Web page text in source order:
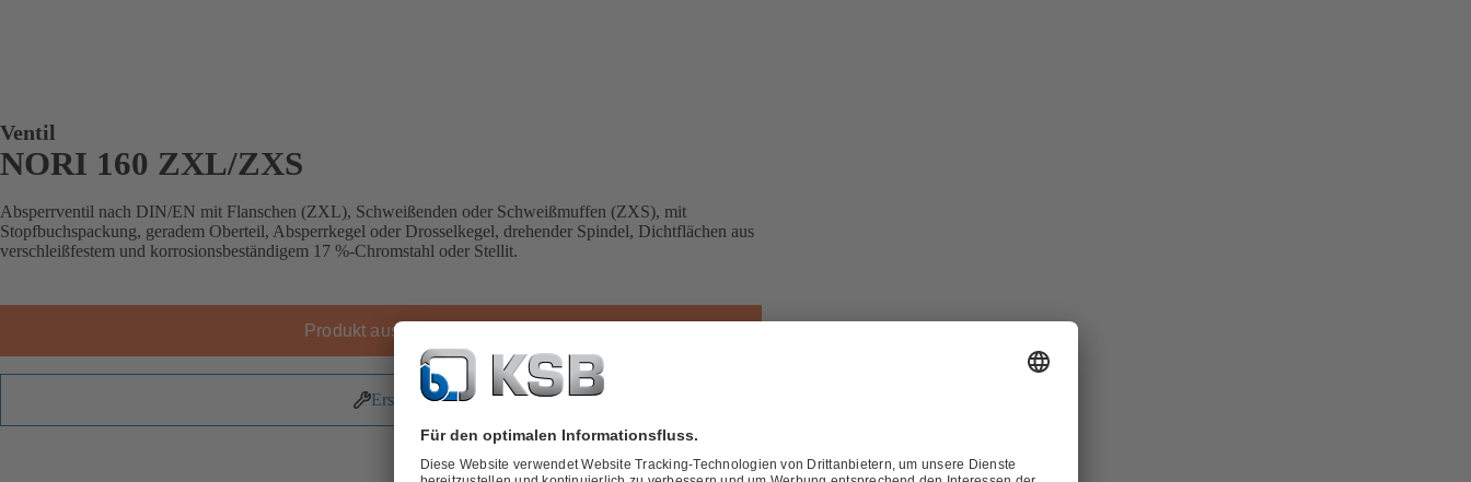
Ventil
NORI 160 ZXL/ZXS
Absperrventil nach DIN/EN mit Flanschen (ZXL), Schweißenden oder Schweißmuffen (ZXS), mit
Stopfbuchspackung, geradem Oberteil, Absperrkegel oder Drosselkegel, drehender Spindel, Dichtflächen aus
verschleißfestem und korrosionsbeständigem 17 %-Chromstahl oder Stellit.
Produkt auswählen
Ersatzteile